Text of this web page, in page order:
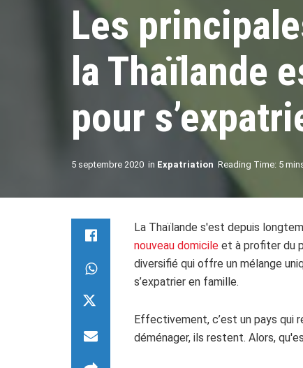
Les
la Thaïlande
pour
5 septembre 2020 in Expatriation Reading Time: 5
La Thaïlande s'est depuis
nouveau domicile et à profiter du
diversifié qui offre un mélange
s’expatrier en famille.
Effectivement, c’est un pays qui
déménager, ils restent. Alors,